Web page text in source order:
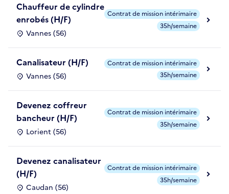
Chauffeur de cylindre
enrobés (H/F)
Vannes (56)
Contrat de mission intérimaire
35h/semaine
Canalisateur (H/F)
Vannes (56)
Contrat de mission intérimaire
35h/semaine
Devenez coffreur
bancheur (H/F)
Lorient (56)
Contrat de mission intérimaire
35h/semaine
Devenez canalisateur
(H/F)
Caudan (56)
Contrat de mission intérimaire
35h/semaine